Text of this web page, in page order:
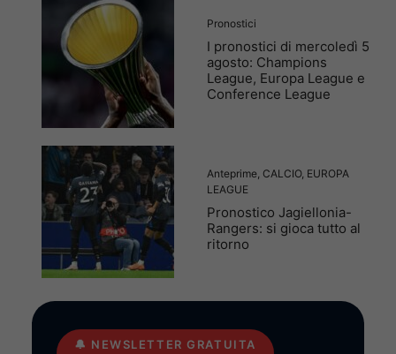
Pronostici
I pronostici di mercoledì 5
agosto: Champions
League, Europa League e
Conference League
Anteprime, CALCIO, EUROPA
LEAGUE
Pronostico Jagiellonia-
Rangers: si gioca tutto al
ritorno
🔔 NEWSLETTER GRATUITA